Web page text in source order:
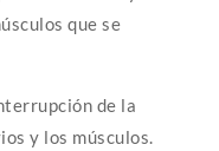
que se
de la
y los músculos.